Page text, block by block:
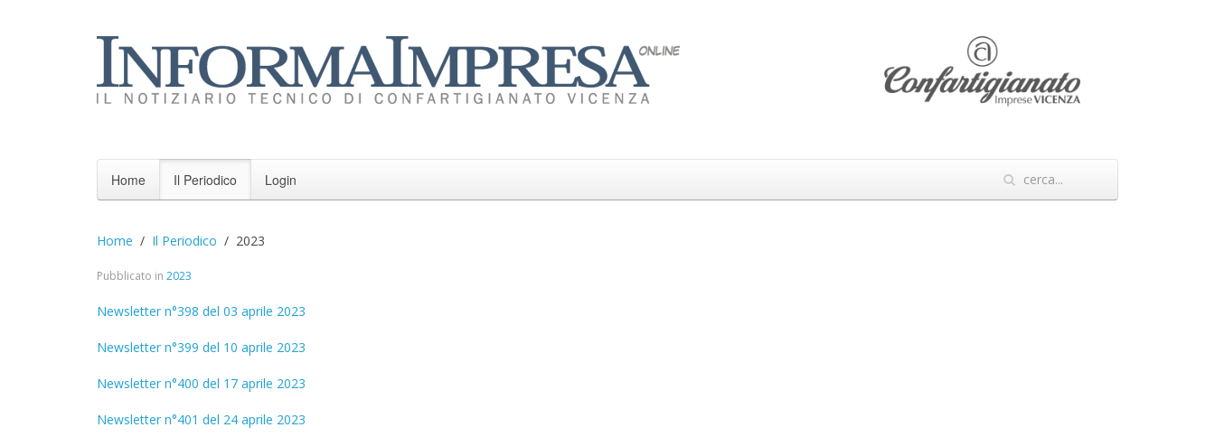
Home Il Periodico Login
Home Il Periodico 2023
Pubblicato in 2023
Newsletter n°398 del 03 aprile 2023
Newsletter n°399 del 10 aprile 2023
Newsletter n°400 del 17 aprile 2023
Newsletter n°401 del 24 aprile 2023